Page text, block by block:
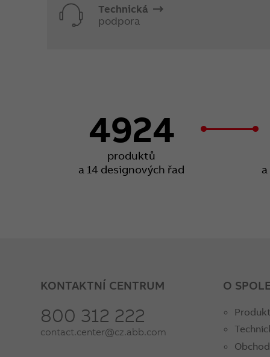
Technická
podpora
4924
produktů
a 14 designových řad
KONTAKTNÍ CENTRUM
800 312 222
contact.center@cz.abb.com
O